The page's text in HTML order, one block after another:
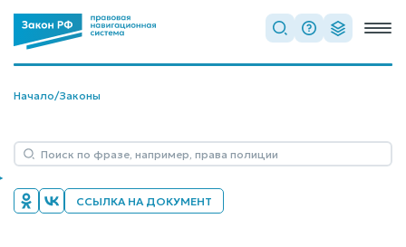
Начало/Законы
ССЫЛКА НА ДОКУМЕНТ